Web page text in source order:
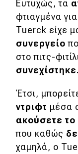
Eco
Νέα
Τεχνολογία
Mobility
Σταθμοί
Ευτυχώς, τα
φτιαγμένα για
Tuerck είχε
συνεργείο
στο πιτς-
συνεχίστηκε.
Έτσι,
ντριφτ μέσα
ακούσετε το
που καθώς
χαμηλά, ο